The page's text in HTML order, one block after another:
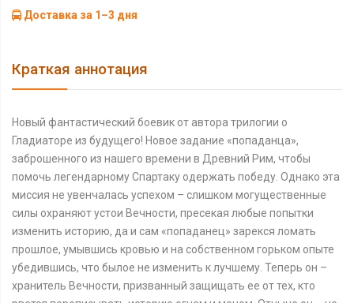
Доставка за 1–3 дня
Краткая аннотация
Новый фантастический боевик от автора трилогии о
Гладиаторе из будущего! Новое задание «попаданца»,
заброшенного из нашего времени в Древний Рим, чтобы
помочь легендарному Спартаку одержать победу. Однако эта
миссия не увенчалась успехом – слишком могущественные
силы охраняют устои Вечности, пресекая любые попытки
изменить историю, да и сам «попаданец» зарекся ломать
прошлое, умывшись кровью и на собственном горьком опыте
убедившись, что былое не изменить к лучшему. Теперь он –
хранитель Вечности, призванный защищать ее от тех, кто